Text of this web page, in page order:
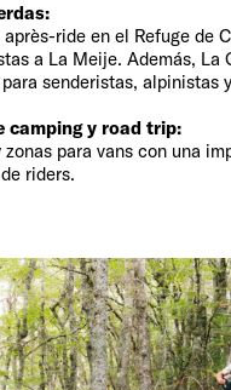
après-ride en el Refuge de
a La Meije. Además, La
senderistas, alpinistas
camping y road trip:
zonas para vans con una
riders.